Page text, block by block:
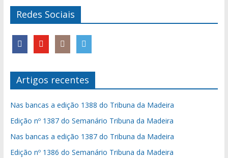
Redes Sociais
Artigos recentes
Nas bancas a edição 1388 do Tribuna da Madeira
Edição nº 1387 do Semanário Tribuna da Madeira
Nas bancas a edição 1387 do Tribuna da Madeira
Edição nº 1386 do Semanário Tribuna da Madeira